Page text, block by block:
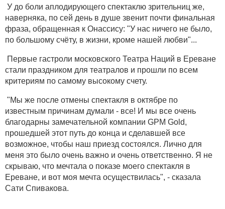
У до боли аплодирующего спектаклю зрительниц же,
наверняка, по сей день в душе звенит почти финальная
фраза, обращенная к Онассису: "У нас ничего не было,
по большому счёту, в жизни, кроме нашей любви"...
Первые гастроли московского Театра Наций в Ереване
стали праздником для театралов и прошли по всем
критериям по самому высокому счету.
"Мы же после отмены спектакля в октябре по
известным причинам думали - все! И мы все очень
благодарны замечательной компании GPM Gold,
прошедшей этот путь до конца и сделавшей все
возможное, чтобы наш приезд состоялся. Лично для
меня это было очень важно и очень ответственно. Я не
скрываю, что мечтала о показе моего спектакля в
Ереване, и вот моя мечта осуществилась", - сказала
Сати Спивакова.